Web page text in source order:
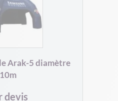
Arak-5 diamètre
10m
devis